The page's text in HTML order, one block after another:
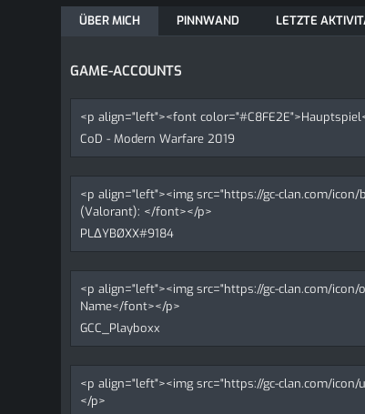
ÜBER MICH PINNWAND LETZTE
GAME-ACCOUNTS
<p align="left"><font
CoD - Modern Warfare 2019
<p align="left"><img src="https://gc-clan.com/
(Valorant): </font></p>
PLΔYBØXX#9184
<p align="left"><img src="https://gc-clan.com/
Name</font></p>
GCC_Playboxx
<p align="left"><img src="https://gc-clan.com/
</p>